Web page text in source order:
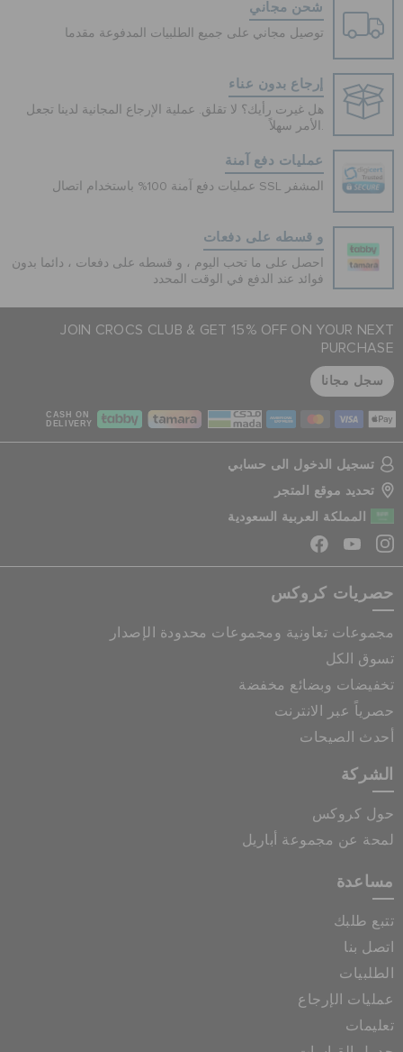
شحن مجاني
توصيل مجاني على جميع الطلبيات المدفوعة مقدما
إرجاع بدون عناء
هل غيرت رأيك؟ لا تقلق. عملية الإرجاع المجانية لدينا تجعل
الأمر سهلاً.
عمليات دفع آمنة
عمليات دفع آمنة 100% باستخدام اتصال SSL المشفر
و قسطه على دفعات
احصل على ما تحب اليوم ، و قسطه على دفعات ، دائما بدون
فوائد عند الدفع في الوقت المحدد
JOIN CROCS CLUB & GET 15% OFF ON YOUR NEXT
PURCHASE
سجل مجانا
CASH ON
DELIVERY
تسجيل الدخول الى حسابي
تحديد موقع المتجر
المملكة العربية السعودية
حصريات كروكس
مجموعات تعاونية ومجموعات محدودة الإصدار
تسوق الكل
تخفيضات وبضائع مخفضة
حصرياً عبر الانترنت
أحدث الصيحات
الشركة
حول كروكس
لمحة عن مجموعة أباريل
مساعدة
تتبع طلبك
اتصل بنا
الطلبيات
عمليات الإرجاع
تعليمات